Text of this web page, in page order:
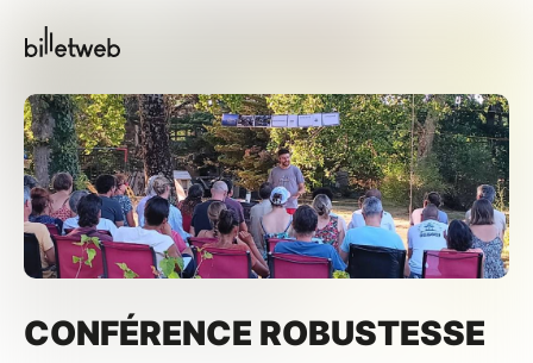
CONFÉRENCE ROBUSTESSE